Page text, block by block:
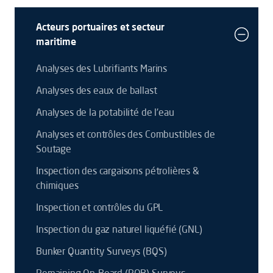
Acteurs portuaires et secteur
maritime
Analyses des Lubrifiants Marins
Analyses des eaux de ballast
Analyses de la potabilité de l'eau
Analyses et contrôles des Combustibles de
Soutage
Inspection des cargaisons pétrolières &
chimiques
Inspection et contrôles du GPL
Inspection du gaz naturel liquéfié (GNL)
Bunker Quantity Surveys (BQS)